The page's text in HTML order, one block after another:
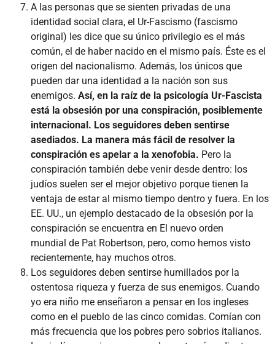
A las personas que se sienten privadas de una
identidad social clara, el Ur-Fascismo (fascismo
original) les dice que su único privilegio es el más
común, el de haber nacido en el mismo país. Éste es el
origen del nacionalismo. Además, los únicos que
pueden dar una identidad a la nación son sus
enemigos. Así, en la raíz de la psicología Ur-Fascista
está la obsesión por una conspiración, posiblemente
internacional. Los seguidores deben sentirse
asediados. La manera más fácil de resolver la
conspiración es apelar a la xenofobia. Pero la
conspiración también debe venir desde dentro: los
judíos suelen ser el mejor objetivo porque tienen la
ventaja de estar al mismo tiempo dentro y fuera. En los
EE. UU., un ejemplo destacado de la obsesión por la
conspiración se encuentra en El nuevo orden
mundial de Pat Robertson, pero, como hemos visto
recientemente, hay muchos otros.
Los seguidores deben sentirse humillados por la
ostentosa riqueza y fuerza de sus enemigos. Cuando
yo era niño me enseñaron a pensar en los ingleses
como en el pueblo de las cinco comidas. Comían con
más frecuencia que los pobres pero sobrios italianos.